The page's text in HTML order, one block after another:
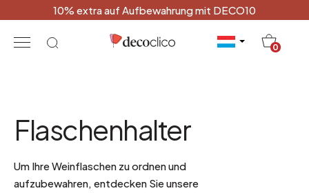
10% extra auf Aufbewahrung mit DECO10
0
Flaschenhalter
Um Ihre Weinflaschen zu ordnen und
aufzubewahren, entdecken Sie unsere